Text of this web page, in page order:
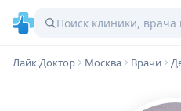
Лайк.Доктор Москва Врачи